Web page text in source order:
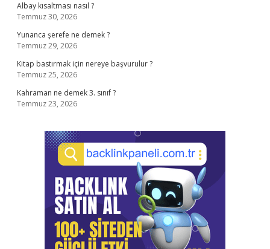
Albay kısaltması nasıl ?
Temmuz 30, 2026
Yunanca şerefe ne demek ?
Temmuz 29, 2026
Kitap bastırmak için nereye başvurulur ?
Temmuz 25, 2026
Kahraman ne demek 3. sınıf ?
Temmuz 23, 2026